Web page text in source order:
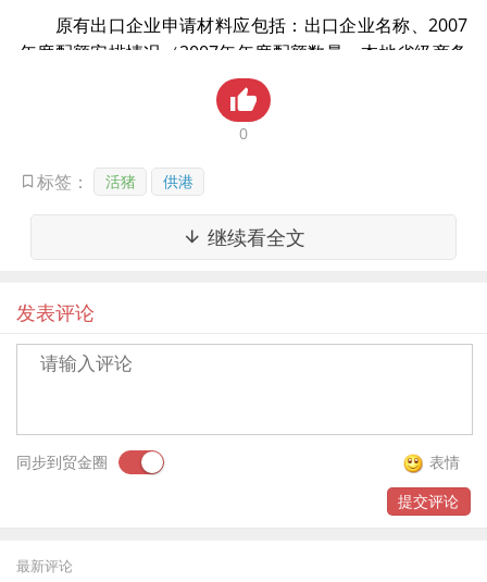
原有出口企业申请材料应包括：出口企业名称、2007
年度配额安排情况（2007年年度配额数量、本地省级商务
主管部门下达的8月1日前月度配额累计数量和8月1日至10
月底月度配额累计数量）、2007年度出口实绩（包括2007
年8月1日前和8月1日至10月底出口实绩）、自有养殖场活
猪数量）、收购其他养殖场活猪出口数量（具体养殖场出
口注册代号、名称、地址和供猪数量）、通过哪家代理行
出口及具体数量、2008年度申请配额数量及做好2008年供
新获供港活猪自营出口经营权的注册养殖场申请材料
应包括：养殖场基本情况（名称、出口注册代号、地
至10月底出口供货量）、向哪些企业提供货源及具体数
量、2008年度申请配额数量及做好2008年供港活猪出口计
请材料进行汇总并核实无误后，报送商务部外贸司并提出
0
标签： 活猪 供港
继续看全文
发表评论
同步到贸金圈
表情
提交评论
最新评论